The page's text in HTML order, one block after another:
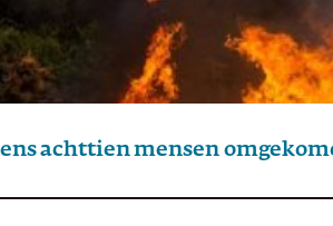
achttien mensen